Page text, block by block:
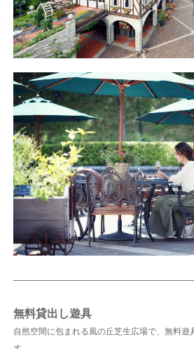
無料貸出し遊具
自然空間に包まれる風の丘芝生広場で、無料遊